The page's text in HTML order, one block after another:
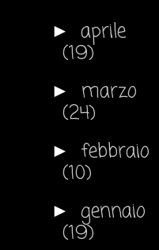
► aprile
(19)
► marzo
(24)
► febbraio
(10)
► gennaio
(19)